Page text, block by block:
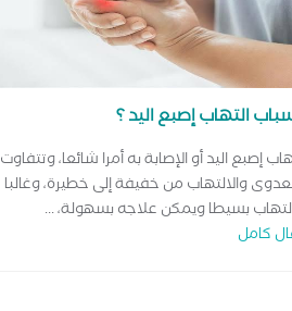
التهاب إصبع اليد ؟
إصبع اليد أو الإصابة به أمرا شائعا، وتتفاوت
والالتهاب من خفيفة إلى خطيرة، وغالبا
بسيطا ويمكن علاجه بسهولة، ...
كامل